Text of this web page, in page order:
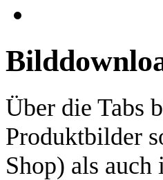
Über die Tabs
Produktbilder
Shop) als auch